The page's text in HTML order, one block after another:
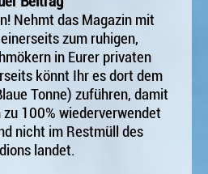
Nehmt das Magazin mit
zum ruhigen,
in Eurer privaten
könnt Ihr es dort dem
Tonne) zuführen, damit
100% wiederverwendet
nicht im Restmüll des
landet.